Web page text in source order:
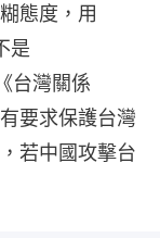
態度，用
是
台灣關係
要求保護台灣
若中國攻擊台